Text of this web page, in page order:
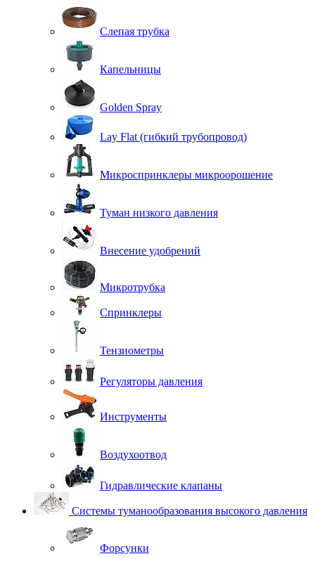
Слепая трубка
Капельницы
Golden Spray
Lay Flat (гибкий трубопровод)
Микроспринклеры микроорошение
Туман низкого давления
Внесение удобрений
Микротрубка
Спринклеры
Тензиометры
Регуляторы давления
Инструменты
Воздухоотвод
Гидравлические клапаны
Системы туманообразования высокого давления
Форсунки